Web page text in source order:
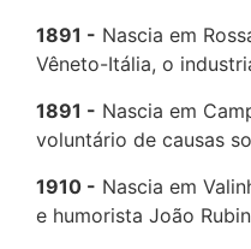
1891
Nascia em
Vêneto-Itália, o
1891
Nascia em
voluntário de causas
1910
Nascia em
e humorista João